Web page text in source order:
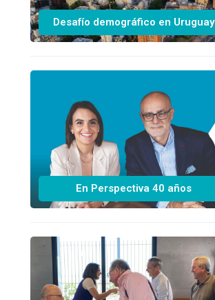
Desafío demográfico en Uruguay
En Perspectiva 40 años